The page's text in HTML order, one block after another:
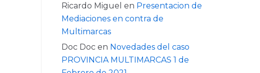
Ricardo Miguel en Presentacion de
Mediaciones en contra de
Multimarcas
Doc Doc en Novedades del caso
PROVINCIA MULTIMARCAS 1 de